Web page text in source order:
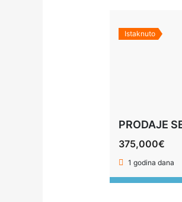
Istaknuto
375,000€
1 godina dana